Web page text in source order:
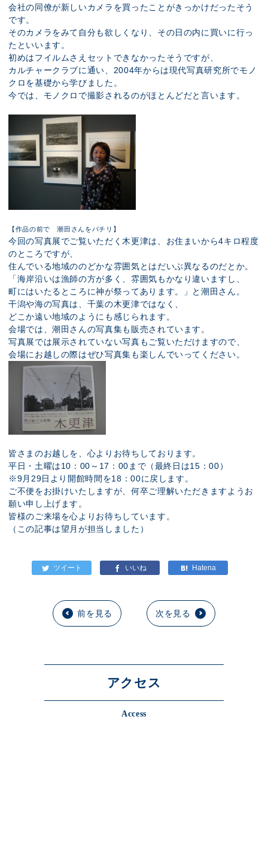
会社の同僚が新しいカメラを買ったことがきっかけだったそう
です。
そのカメラをみて自分も欲しくなり、その日の内に買いに行っ
たといいます。
初めはフイルムさえセットできなかったそうですが、
カルチャークラブに通い、2004年からは現代写真研究所でモノ
クロを基礎から学びました。
今では、モノクロで撮影されるのがほとんどだと言います。
【作品の前で 潮田さんをパチリ】
今回の写真展でご覧いただく木更津は、お住まいから4キロ程度
のところですが、
住んでいる地域ののどかな雰囲気とはだいぶ異なるのだとか。
「海岸沿いは漁師の方が多く、雰囲気もかなり違いますし、
町にはいたるところに神が祭ってあります。」と潮田さん。
干潟や海の写真は、千葉の木更津ではなく、
どこか遠い地域のようにも感じられます。
会場では、潮田さんの写真集も販売されています。
写真展では展示されていない写真もご覧いただけますので、
会場にお越しの際はぜひ写真集も楽しんでいってください。
皆さまのお越しを、心よりお待ちしております。
平日・土曜は10：00～17：00まで（最終日は15：00）
※9月29日より開館時間を18：00に戻します。
ご不便をお掛けいたしますが、何卒ご理解いただきますようお
願い申し上げます。
皆様のご来場を心よりお待ちしています。
（この記事は望月が担当しました）
前を見る 次を見る
アクセス
Access